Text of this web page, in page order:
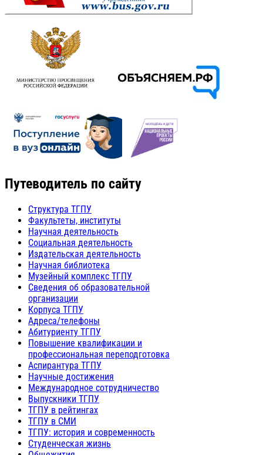
Путеводитель по сайту
Структура ТГПУ
Факультеты, институты
Научная деятельность
Социальная деятельность
Издательская деятельность
Научная библиотека
Музейный комплекс ТГПУ
Сведения об образовательной
организации
Корпуса ТГПУ
Адреса/телефоны
Абитуриенту ТГПУ
Повышение квалификации и
профессиональная переподготовка
Аспирантура ТГПУ
Научные достижения
Международное сотрудничество
Выпускники ТГПУ
ТГПУ в рейтингах
ТГПУ в СМИ
ТГПУ: история и современность
Студенческая жизнь